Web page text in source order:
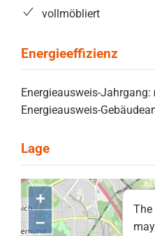
vollmöbliert
Energieausweis-Jahrgang:
Energieausweis-
The
+
–